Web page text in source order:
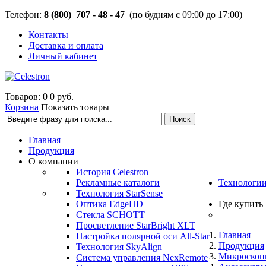
Телефон: 8 (800) 707 - 48 - 47 (по будням с 09:00 до 17:00)
Контакты
Доставка и оплата
Личный кабинет
Товаров: 0 0 руб.
Корзина Показать товары
Главная
Продукция
О компании
История Celestron
Рекламные каталоги
Технология StarSense
Оптика EdgeHD
Стекла SCHOTT
Просветление StarBright XLT
Настройка полярной оси All-Star
Технология SkyAlign
Система управления NexRemote
Где купить
Главная
Продукция